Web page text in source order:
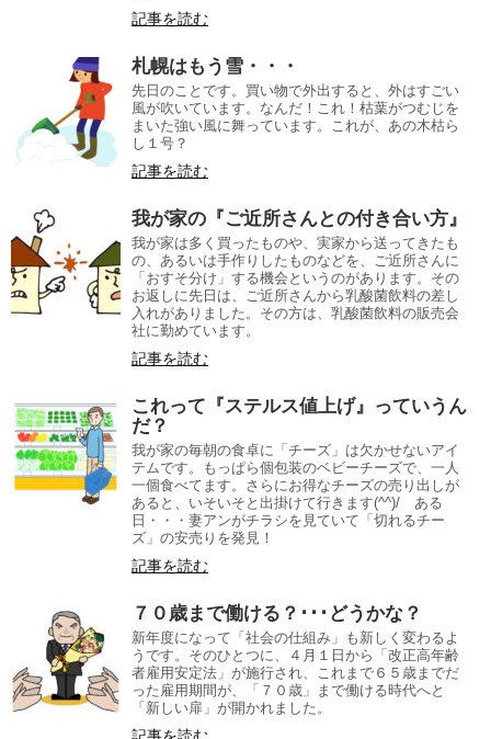
記事を読む
札幌はもう雪・・・
先日のことです。買い物で外出すると、外はすごい
風が吹いています。なんだ！これ！枯葉がつむじを
まいた強い風に舞っています。これが、あの木枯ら
し１号？
記事を読む
我が家の『ご近所さんとの付き合い方』
我が家は多く買ったものや、実家から送ってきたも
の、あるいは手作りしたものなどを、ご近所さんに
「おすそ分け」する機会というのがあります。その
お返しに先日は、ご近所さんから乳酸菌飲料の差し
入れがありました。その方は、乳酸菌飲料の販売会
社に勤めています。
記事を読む
これって『ステルス値上げ』っていうん
だ？
我が家の毎朝の食卓に「チーズ」は欠かせないアイ
テムです。もっぱら個包装のベビーチーズで、一人
一個食べてます。さらにお得なチーズの売り出しが
あると、いそいそと出掛けて行きます(^^)/ ある
日・・・妻アンがチラシを見ていて「切れるチー
ズ」の安売りを発見！
記事を読む
７０歳まで働ける？･･･どうかな？
新年度になって「社会の仕組み」も新しく変わるよ
うです。そのひとつに、４月１日から「改正高年齢
者雇用安定法」が施行され、これまで６５歳までだ
った雇用期間が、「７０歳」まで働ける時代へと
「新しい扉」が開かれました。
記事を読む